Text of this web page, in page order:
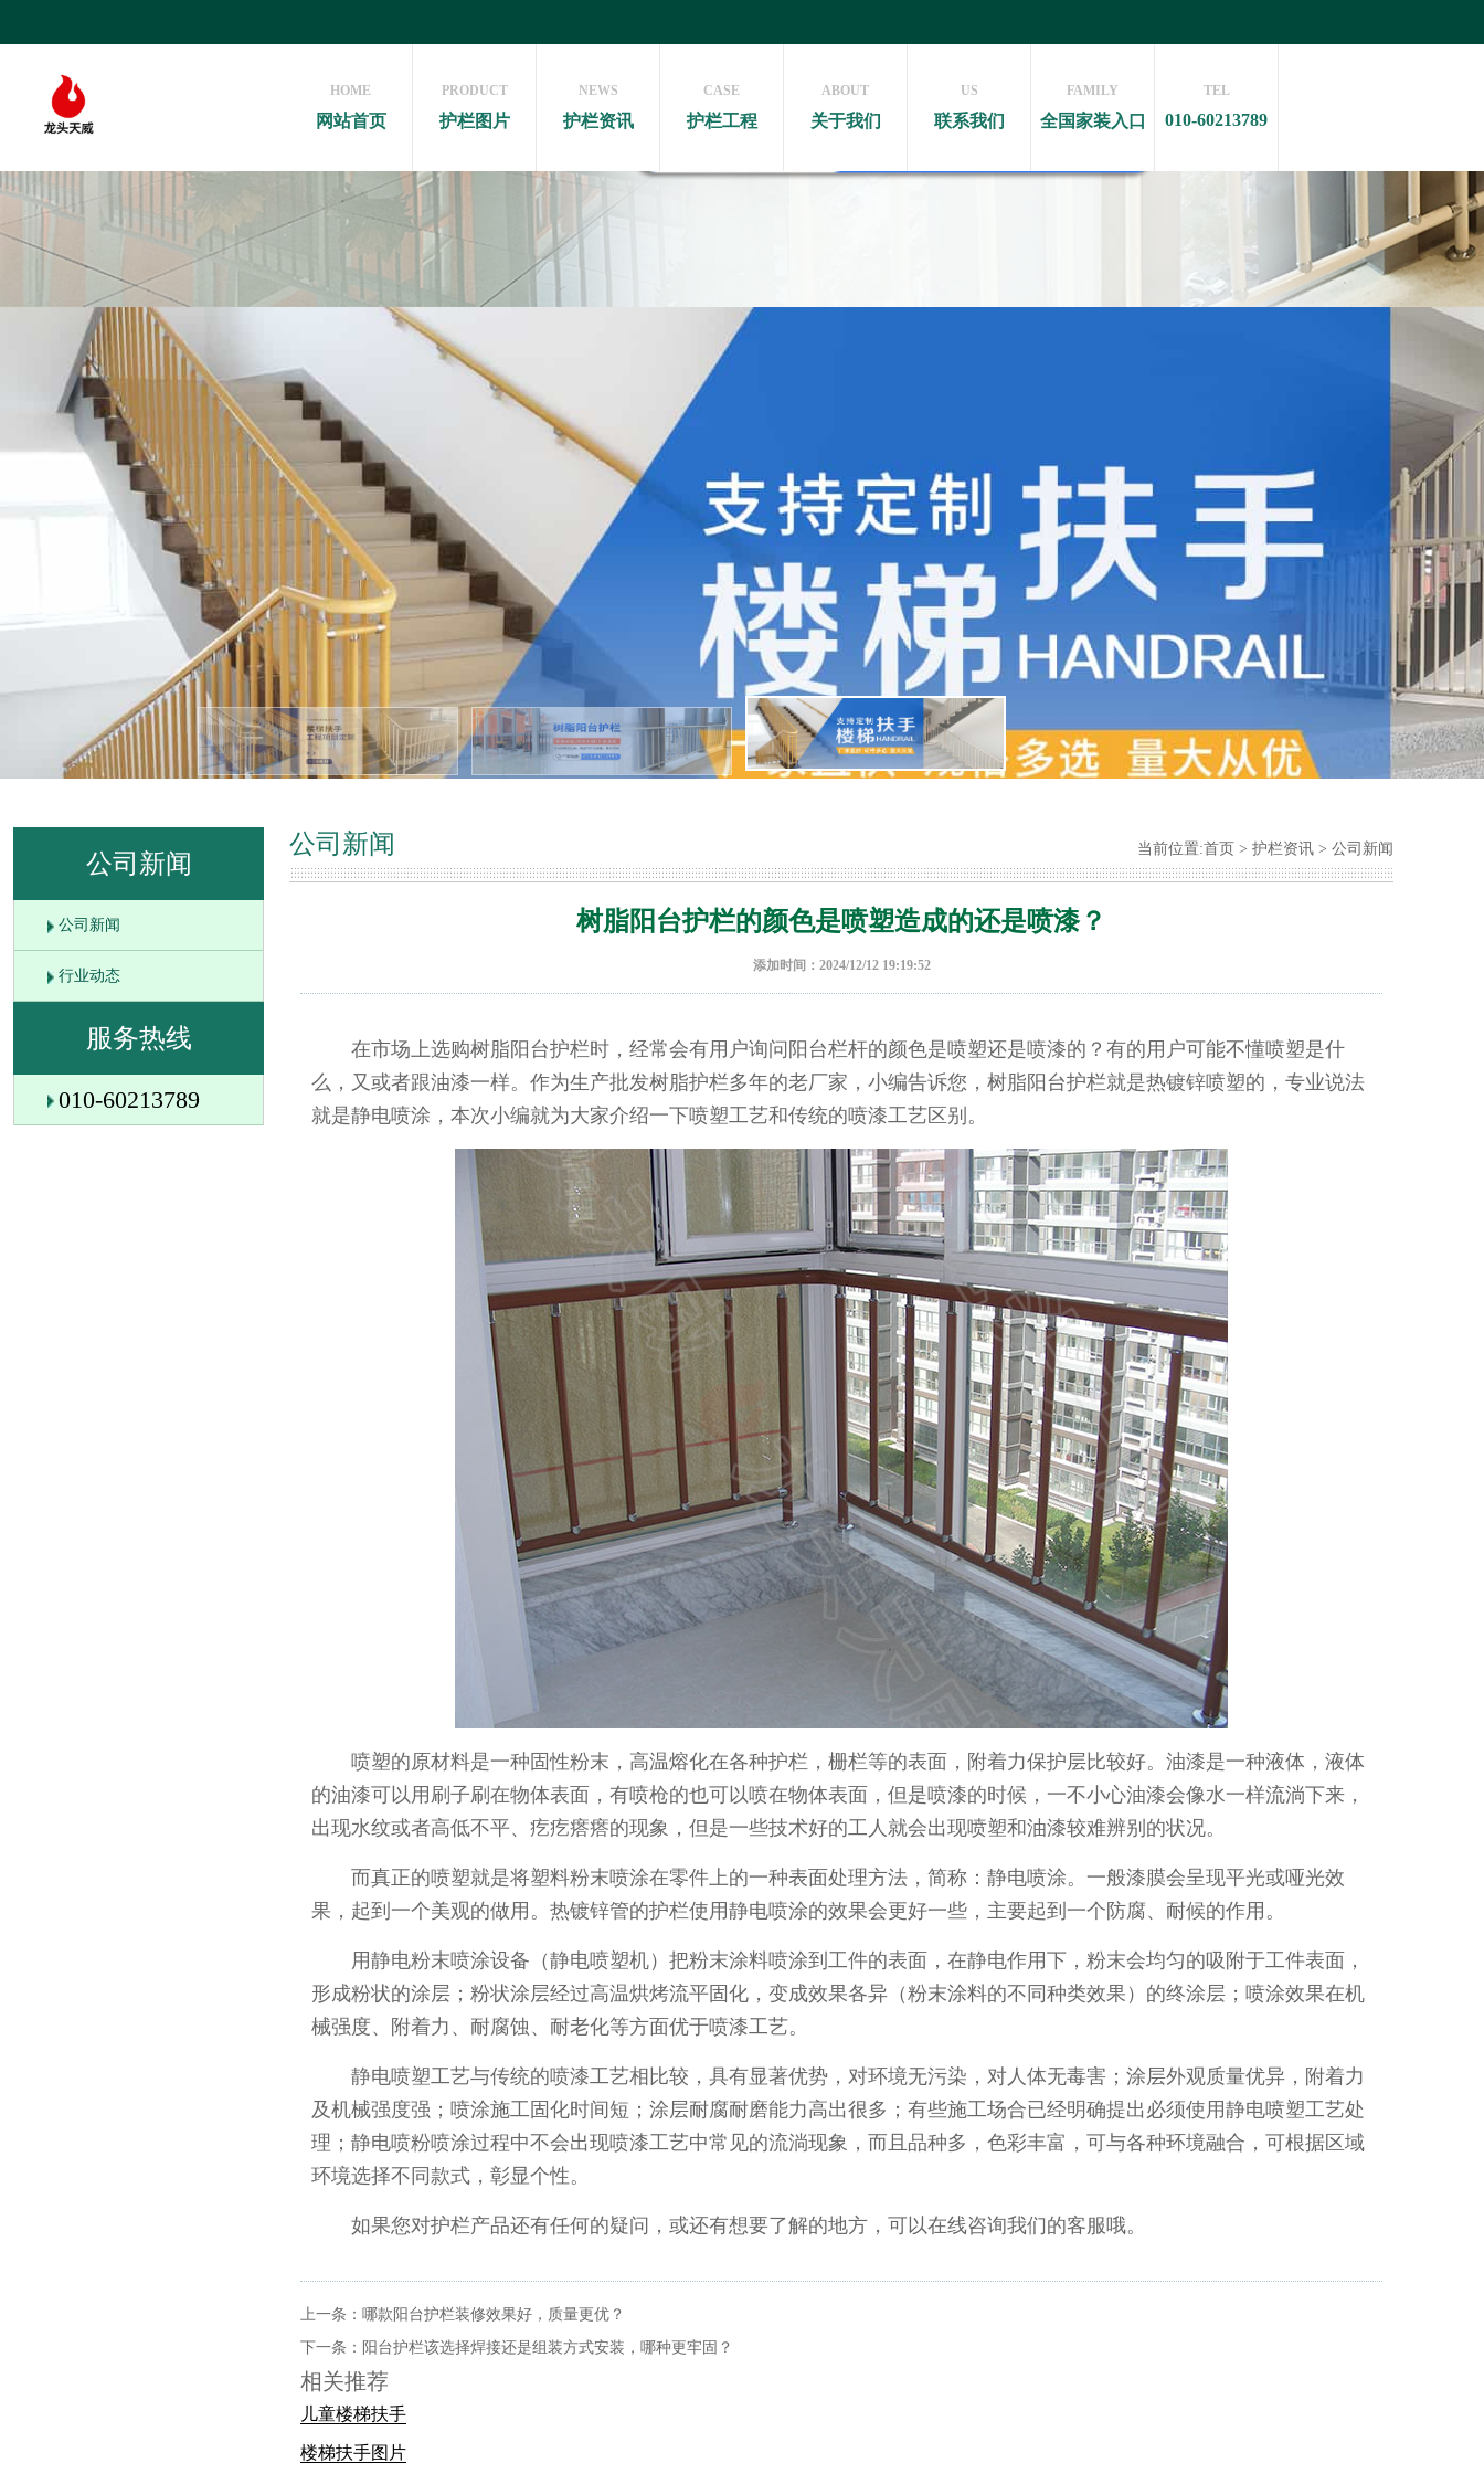
HOME
网站首页
PRODUCT
护栏图片
NEWS
护栏资讯
CASE
护栏工程
ABOUT
关于我们
US
联系我们
FAMILY
全国家装入口
TEL
010-60213789
公司新闻
公司新闻
行业动态
服务热线
010-60213789
公司新闻 当前位置:首页 > 护栏资讯 > 公司新闻
树脂阳台护栏的颜色是喷塑造成的还是喷漆？
添加时间：2024/12/12 19:19:52
在市场上选购树脂阳台护栏时，经常会有用户询问阳台栏杆的颜色是喷塑还是喷漆的？有的用户可能不懂喷塑是什
么，又或者跟油漆一样。作为生产批发树脂护栏多年的老厂家，小编告诉您，树脂阳台护栏就是热镀锌喷塑的，专业说法
就是静电喷涂，本次小编就为大家介绍一下喷塑工艺和传统的喷漆工艺区别。
喷塑的原材料是一种固性粉末，高温熔化在各种护栏，栅栏等的表面，附着力保护层比较好。油漆是一种液体，液体
的油漆可以用刷子刷在物体表面，有喷枪的也可以喷在物体表面，但是喷漆的时候，一不小心油漆会像水一样流淌下来，
出现水纹或者高低不平、疙疙瘩瘩的现象，但是一些技术好的工人就会出现喷塑和油漆较难辨别的状况。
而真正的喷塑就是将塑料粉末喷涂在零件上的一种表面处理方法，简称：静电喷涂。一般漆膜会呈现平光或哑光效
果，起到一个美观的做用。热镀锌管的护栏使用静电喷涂的效果会更好一些，主要起到一个防腐、耐候的作用。
用静电粉末喷涂设备（静电喷塑机）把粉末涂料喷涂到工件的表面，在静电作用下，粉末会均匀的吸附于工件表面，
形成粉状的涂层；粉状涂层经过高温烘烤流平固化，变成效果各异（粉末涂料的不同种类效果）的终涂层；喷涂效果在机
械强度、附着力、耐腐蚀、耐老化等方面优于喷漆工艺。
静电喷塑工艺与传统的喷漆工艺相比较，具有显著优势，对环境无污染，对人体无毒害；涂层外观质量优异，附着力
及机械强度强；喷涂施工固化时间短；涂层耐腐耐磨能力高出很多；有些施工场合已经明确提出必须使用静电喷塑工艺处
理；静电喷粉喷涂过程中不会出现喷漆工艺中常见的流淌现象，而且品种多，色彩丰富，可与各种环境融合，可根据区域
环境选择不同款式，彰显个性。
如果您对护栏产品还有任何的疑问，或还有想要了解的地方，可以在线咨询我们的客服哦。
上一条： 哪款阳台护栏装修效果好，质量更优？
下一条： 阳台护栏该选择焊接还是组装方式安装，哪种更牢固？
相关推荐
儿童楼梯扶手
楼梯扶手图片